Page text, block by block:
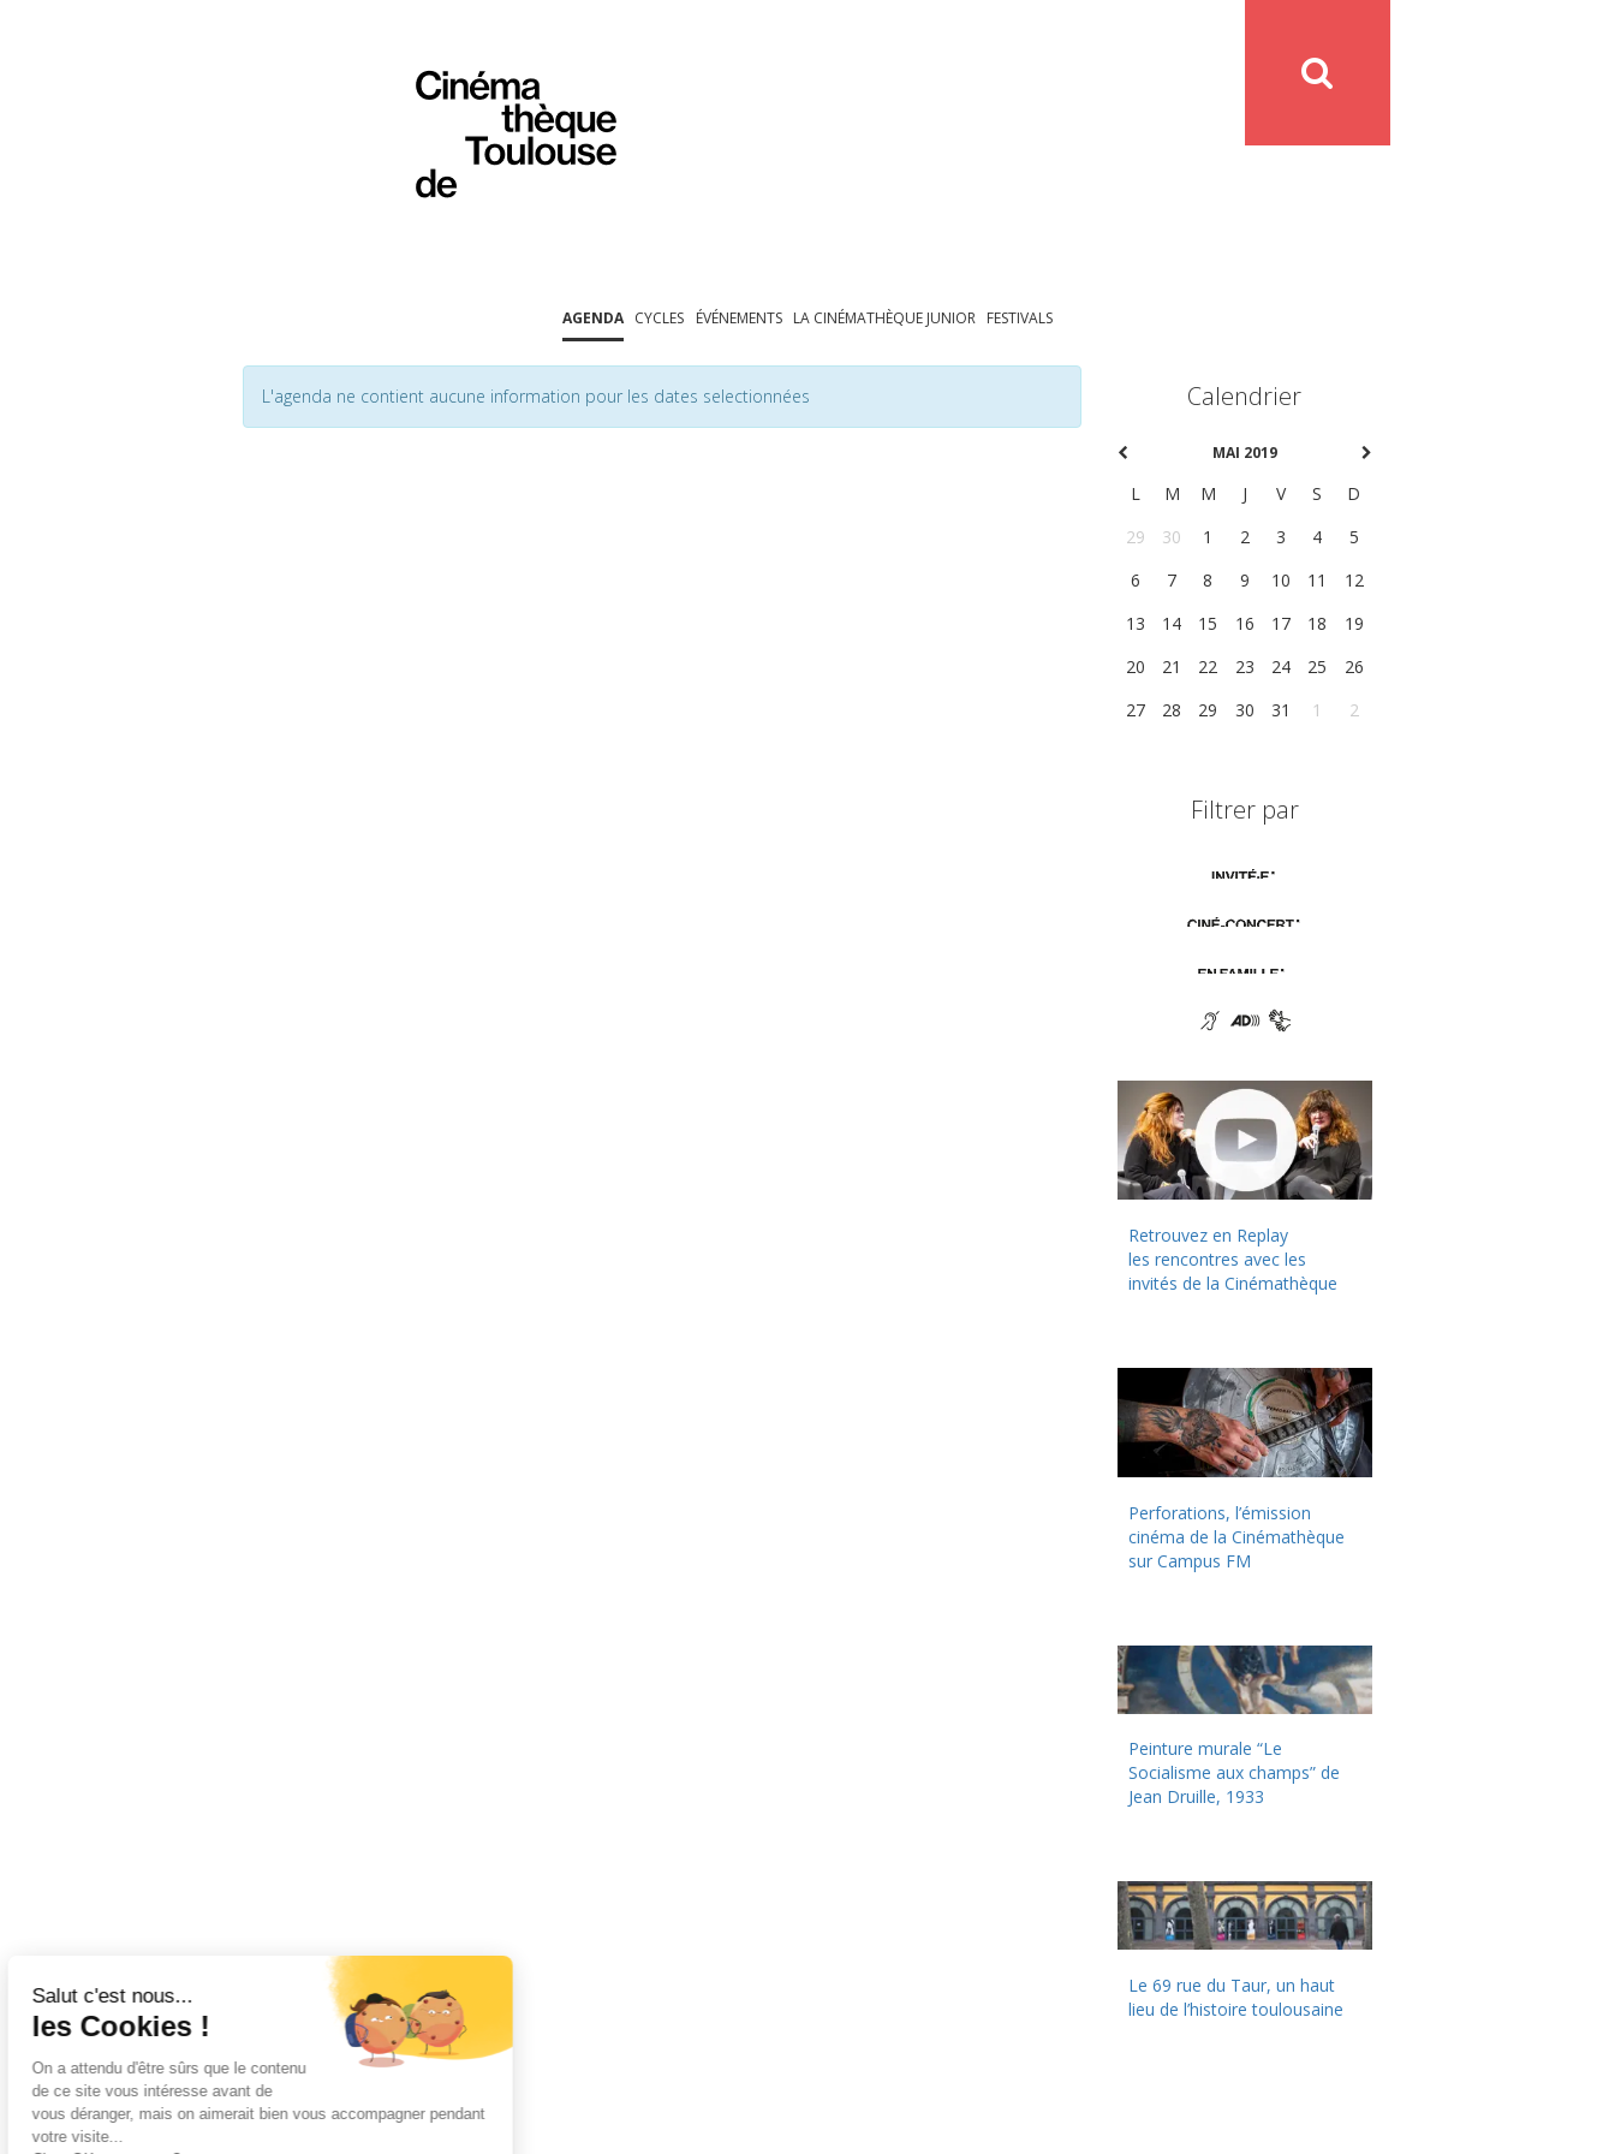
AGENDA CYCLES ÉVÉNEMENTS LA CINÉMATHÈQUE JUNIOR FESTIVALS
L'agenda ne contient aucune information pour les dates selectionnées Calendrier
MAI 2019
L M M J V S
D
29
30 1 2 3 4
5
6
7 8 9 10 11
12
13
14 15 16 17 18
19
20
21 22 23 24 25
26
27
28 29 30 31 1 2
Filtrer par
Retrouvez en Replay
les rencontres avec les
invités de la Cinémathèque
Perforations, l’émission
cinéma de la Cinémathèque
sur Campus FM
Peinture murale “Le
Socialisme aux champs” de
Jean Druille, 1933
Le 69 rue du Taur, un haut
lieu de l’histoire toulousaine